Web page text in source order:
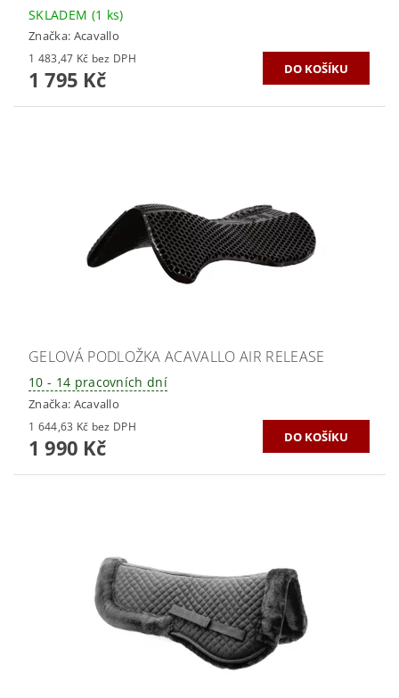
SKLADEM (1 ks)
Značka: Acavallo
1 483,47 Kč bez DPH
1 795 Kč
GELOVÁ PODLOŽKA ACAVALLO AIR RELEASE
10 - 14 pracovních dní
Značka: Acavallo
1 644,63 Kč bez DPH
1 990 Kč